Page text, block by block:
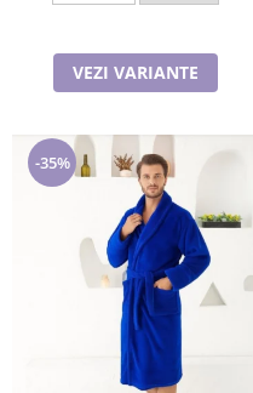
VEZI VARIANTE
-35%